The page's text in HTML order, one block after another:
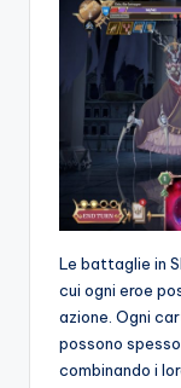
Le battaglie in
cui ogni eroe
azione. Ogni
possono
combinando i